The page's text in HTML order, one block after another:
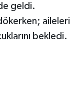
geldi.
aileleri
bekledi.